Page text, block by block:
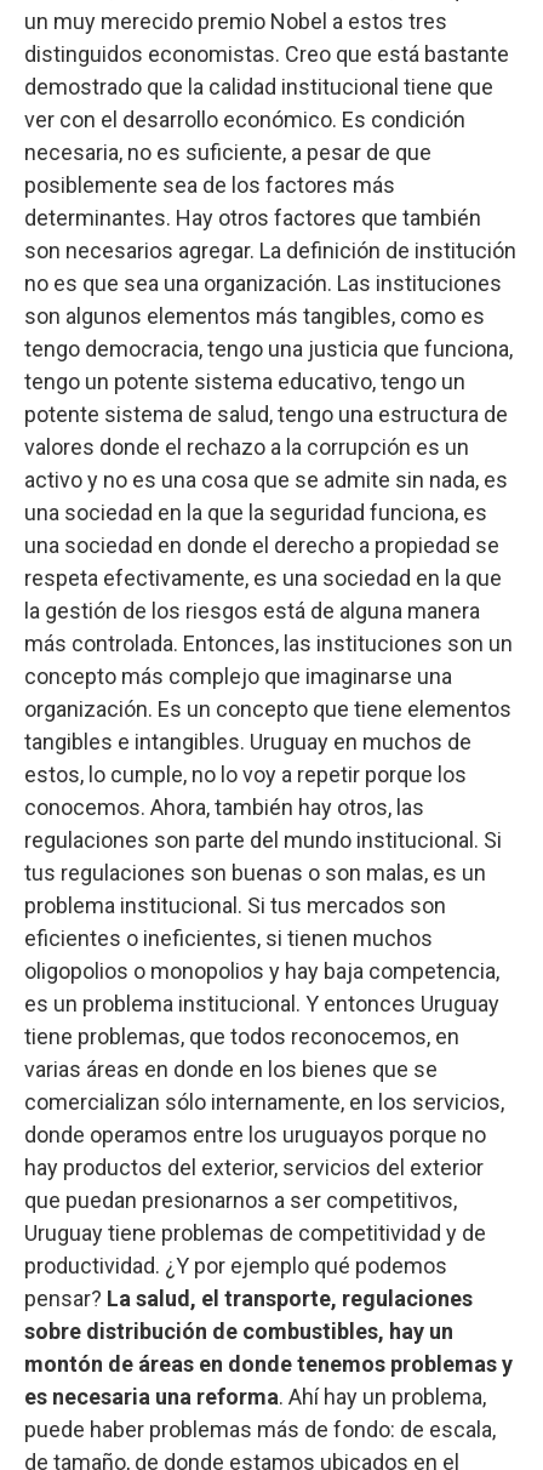
un muy merecido premio Nobel a estos tres
distinguidos economistas. Creo que está bastante
demostrado que la calidad institucional tiene que
ver con el desarrollo económico. Es condición
necesaria, no es suficiente, a pesar de que
posiblemente sea de los factores más
determinantes. Hay otros factores que también
son necesarios agregar. La definición de institución
no es que sea una organización. Las instituciones
son algunos elementos más tangibles, como es
tengo democracia, tengo una justicia que funciona,
tengo un potente sistema educativo, tengo un
potente sistema de salud, tengo una estructura de
valores donde el rechazo a la corrupción es un
activo y no es una cosa que se admite sin nada, es
una sociedad en la que la seguridad funciona, es
una sociedad en donde el derecho a propiedad se
respeta efectivamente, es una sociedad en la que
la gestión de los riesgos está de alguna manera
más controlada. Entonces, las instituciones son un
concepto más complejo que imaginarse una
organización. Es un concepto que tiene elementos
tangibles e intangibles. Uruguay en muchos de
estos, lo cumple, no lo voy a repetir porque los
conocemos. Ahora, también hay otros, las
regulaciones son parte del mundo institucional. Si
tus regulaciones son buenas o son malas, es un
problema institucional. Si tus mercados son
eficientes o ineficientes, si tienen muchos
oligopolios o monopolios y hay baja competencia,
es un problema institucional. Y entonces Uruguay
tiene problemas, que todos reconocemos, en
varias áreas en donde en los bienes que se
comercializan sólo internamente, en los servicios,
donde operamos entre los uruguayos porque no
hay productos del exterior, servicios del exterior
que puedan presionarnos a ser competitivos,
Uruguay tiene problemas de competitividad y de
productividad. ¿Y por ejemplo qué podemos
pensar? La salud, el transporte, regulaciones
sobre distribución de combustibles, hay un
montón de áreas en donde tenemos problemas y
es necesaria una reforma. Ahí hay un problema,
puede haber problemas más de fondo: de escala,
de tamaño, de donde estamos ubicados en el